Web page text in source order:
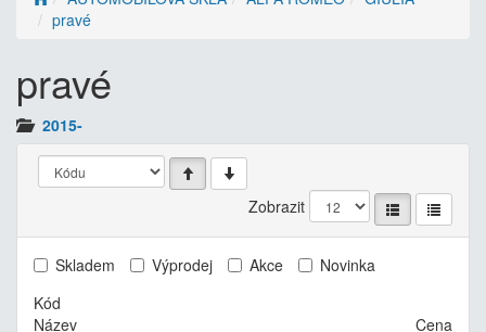
pravé
pravé
2015-
Zobrazit
Skladem Výprodej Akce
Novinka
Kód
Název
Cena